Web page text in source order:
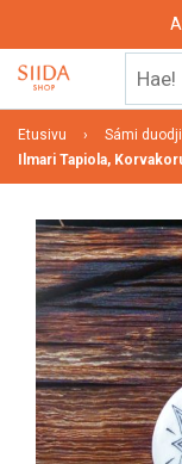
content
Etusivu Sámi
Ilmari Tapiola,